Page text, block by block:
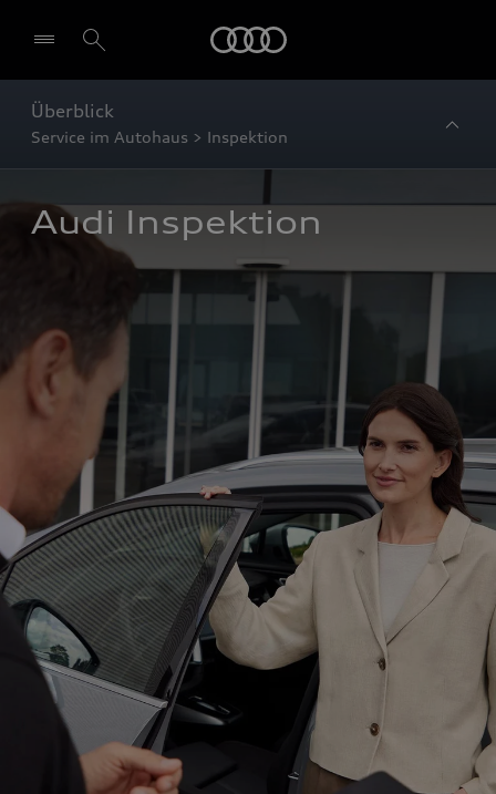
Überblick
Service im Autohaus > Inspektion
Audi Inspektion